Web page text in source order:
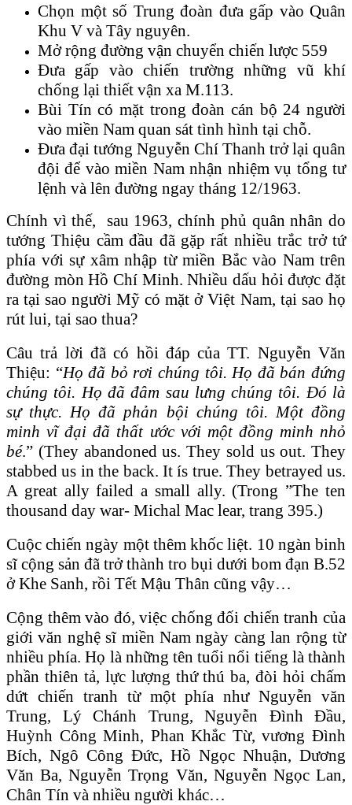
Chọn một số Trung đoàn đưa gấp vào Quân
Khu V và Tây nguyên.
Mở rộng đường vận chuyển chiến lược 559
Đưa gấp vào chiến trường những vũ khí
chống lại thiết vận xa M.113.
Bùi Tín có mặt trong đoàn cán bộ 24 người
vào miền Nam quan sát tình hình tại chỗ.
Đưa đại tướng Nguyễn Chí Thanh trở lại quân
đội để vào miền Nam nhận nhiệm vụ tổng tư
lệnh và lên đường ngay tháng 12/1963.
Chính vì thế, sau 1963, chính phủ quân nhân do
tướng Thiệu cầm đầu đã gặp rất nhiều trắc trở tứ
phía với sự xâm nhập từ miền Bắc vào Nam trên
đường mòn Hồ Chí Minh. Nhiều dấu hỏi được đặt
ra tại sao người Mỹ có mặt ở Việt Nam, tại sao họ
rút lui, tại sao thua?
Câu trả lời đã có hồi đáp của TT. Nguyễn Văn
Thiệu: “Họ đã bỏ rơi chúng tôi. Họ đã bán đứng
chúng tôi. Họ đã đâm sau lưng chúng tôi. Đó là
sự thực. Họ đã phản bội chúng tôi. Một đồng
minh vĩ đại đã thất ước với một đồng minh nhỏ
bé.” (They abandoned us. They sold us out. They
stabbed us in the back. It ís true. They betrayed us.
A great ally failed a small ally. (Trong ”The ten
thousand day war- Michal Mac lear, trang 395.)
Cuộc chiến ngày một thêm khốc liệt. 10 ngàn binh
sĩ cộng sản đã trở thành tro bụi dưới bom đạn B.52
ở Khe Sanh, rồi Tết Mậu Thân cũng vậy…
Cộng thêm vào đó, việc chống đối chiến tranh của
giới văn nghệ sĩ miền Nam ngày càng lan rộng từ
nhiều phía. Họ là những tên tuổi nổi tiếng là thành
phần thiên tả, lực lượng thứ thú ba, đòi hỏi chấm
dứt chiến tranh từ một phía như Nguyễn văn
Trung, Lý Chánh Trung, Nguyễn Đình Đầu,
Huỳnh Công Minh, Phan Khắc Từ, vương Đình
Bích, Ngô Công Đức, Hồ Ngọc Nhuận, Dương
Văn Ba, Nguyễn Trọng Văn, Nguyễn Ngọc Lan,
Chân Tín và nhiều người khác…